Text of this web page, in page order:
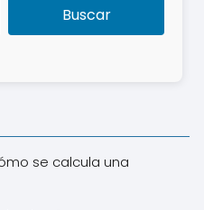
Buscar
se calcula una